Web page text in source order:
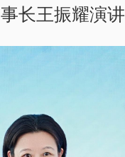
事长王振耀演讲